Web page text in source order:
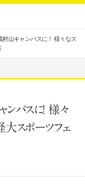
村山キャンパスに！ 様々なス
パスに！ 様々
大スポーツフェ